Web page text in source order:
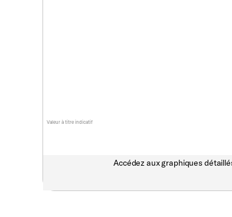
Valeur à titre indicatif
Accédez aux graphiques